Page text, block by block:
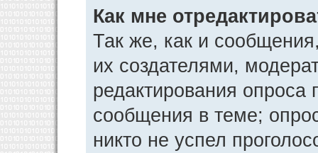
Как мне
Так же, как и
их создателями,
редактирования опроса
сообщения в теме;
никто не успел